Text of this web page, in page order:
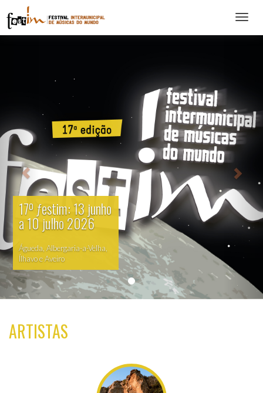
Abrir
17º ƒestim: 13 junho
a 10 julho 2026
Águeda, Albergaria-a-Velha,
Ílhavo e Aveiro
ARTISTAS